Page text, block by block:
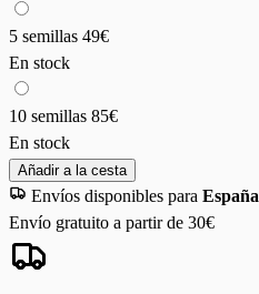
5 semillas 49€
En stock
10 semillas 85€
En stock
Añadir a la cesta
Envíos disponibles para España
Envío gratuito a partir de 30€